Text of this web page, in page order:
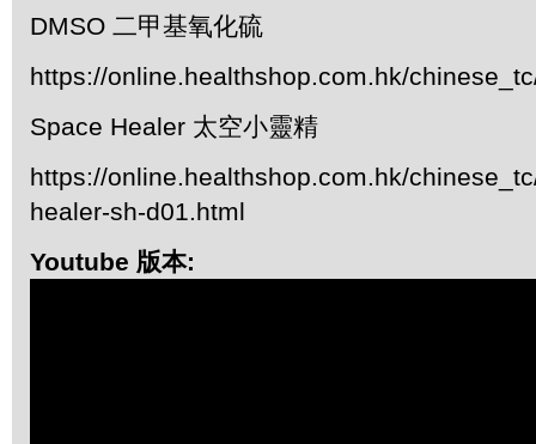
DMSO 二甲基氧化硫
https://online.healthshop.com.hk/
Space Healer 太空小靈精
https://online.healthshop.com.hk/
healer-sh-d01.html
Youtube 版本: